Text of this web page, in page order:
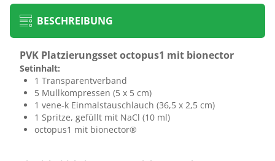
BESCHREIBUNG
PVK Platzierungsset octopus1 mit bionector
Setinhalt:
1 Transparentverband
5 Mullkompressen (5 x 5 cm)
1 vene-k Einmalstauschlauch (36,5 x 2,5 cm)
1 Spritze, gefüllt mit NaCl (10 ml)
octopus1 mit bionector®